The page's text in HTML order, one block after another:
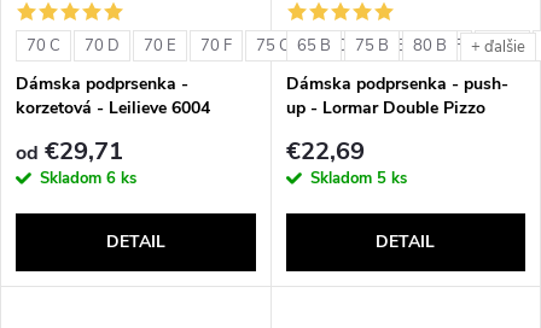
70 C 70 D 70 E 70 F 75 C 75 D 75 E 75 F 80 C
Dámska podprsenka -
korzetová - Leilieve 6004
od €29,71
Skladom 6 ks
DETAIL
65 B 75 B 80 B + ďalšie
Dámska podprsenka - push-
up - Lormar Double Pizzo
€22,69
Skladom 5 ks
DETAIL